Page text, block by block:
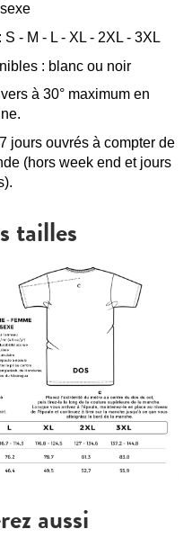
- M - L - XL - 2XL - 3XL
: blanc ou noir
à 30° maximum en
jours ouvrés à compter de
(hors week end et jours
tailles
aussi